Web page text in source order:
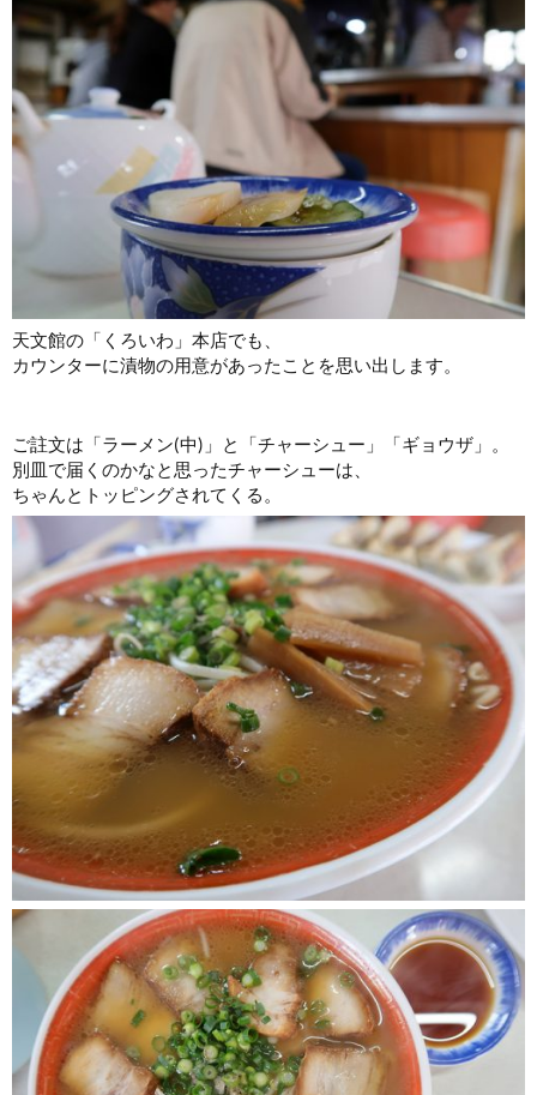
天文館の「くろいわ」本店でも、
カウンターに漬物の用意があったことを思い出します。
ご註文は「ラーメン(中)」と「チャーシュー」「ギョウザ」。
別皿で届くのかなと思ったチャーシューは、
ちゃんとトッピングされてくる。